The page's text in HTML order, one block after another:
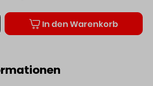
In den Warenkorb